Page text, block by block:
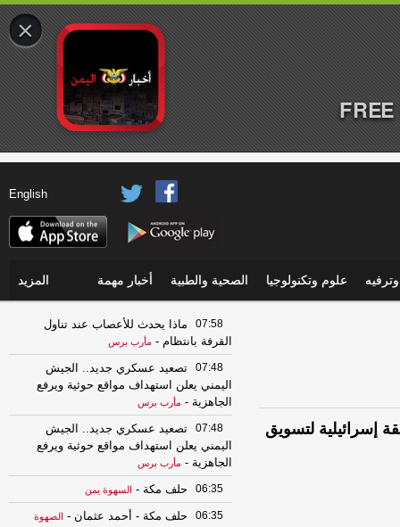
English
علوم وتكنولوجيا الصحية والطبية أخبار مهمة المزيد
إسرائيلية لتسويق
07:58
ماذا يحدث للأعصاب عند تناول
القرفة بانتظام - مأرب برس
07:48
تصعيد عسكري جديد.. الجيش
اليمني يعلن استهداف مواقع حوثية ويرفع
الجاهزية - مأرب برس
07:48
تصعيد عسكري جديد.. الجيش
اليمني يعلن استهداف مواقع حوثية ويرفع
الجاهزية - مأرب برس
06:35 حلف مكة - السهوة يمن
06:35 حلف مكة - أحمد عثمان -
الصهوة
×